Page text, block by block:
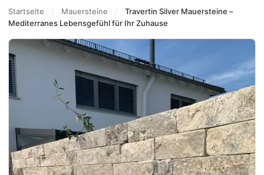
Startseite / Mauersteine /
Travertin Silver Mauersteine –
Mediterranes Lebensgefühl für Ihr Zuhause